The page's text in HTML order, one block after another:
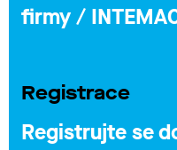
firmy /
Registrace
Registrujte se